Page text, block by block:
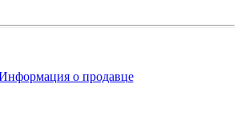
о продавце